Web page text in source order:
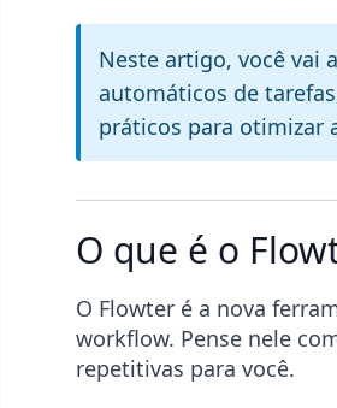
Neste artigo, você vai
automáticos de
práticos para otimizar
O que é o
O Flowter é a nova
workflow. Pense nele
repetitivas para você.